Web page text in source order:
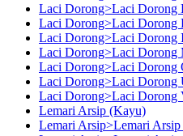
Laci Dorong>Laci Dorong
Laci Dorong>Laci Dorong
Laci Dorong>Laci Dorong
Laci Dorong>Laci Dorong
Laci Dorong>Laci Dorong
Laci Dorong>Laci Dorong
Laci Dorong>Laci Dorong
Lemari Arsip (Kayu)
Lemari Arsip>Lemari Arsip